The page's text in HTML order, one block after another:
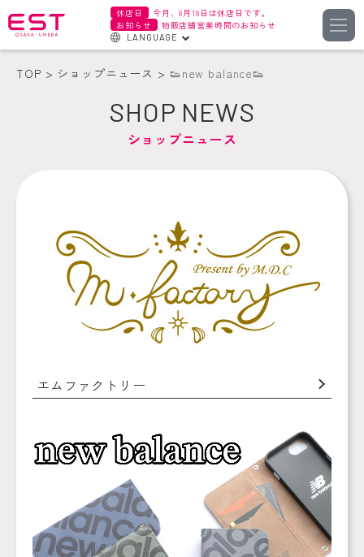
休店日
今月、8月18日は休店日です。
お知らせ
物販店舗営業時間のお知らせ
LANGUAGE
簡体字
繁体字
TOP ショップニュース 👟new balance👟
SHOP NEWS
ショップニュース
エムファクトリー